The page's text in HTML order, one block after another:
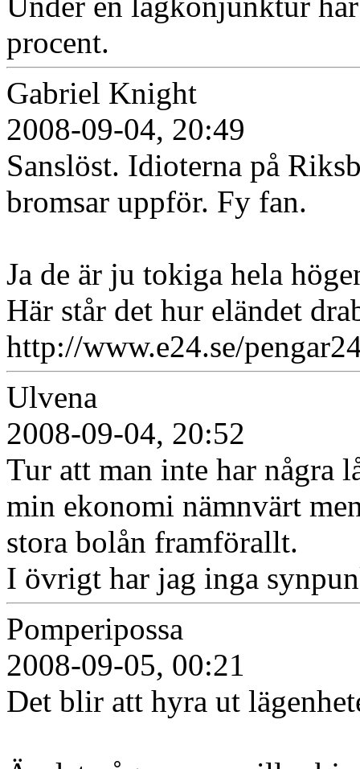
procent.
Gabriel Knight
2008-09-04, 20:49
Sanslöst. Idioterna på
bromsar uppför. Fy fan.
Ja de är ju tokiga hela
Här står det hur eländet
http://www.e24.se/
Ulvena
2008-09-04, 20:52
Tur att man inte har några
min ekonomi nämnvärt
stora bolån framförallt.
I övrigt har jag inga
Pomperipossa
2008-09-05, 00:21
Det blir att hyra ut